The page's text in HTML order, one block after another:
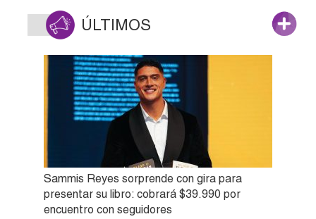
ÚLTIMOS
Sammis Reyes sorprende con gira para
presentar su libro: cobrará $39.990 por
encuentro con seguidores